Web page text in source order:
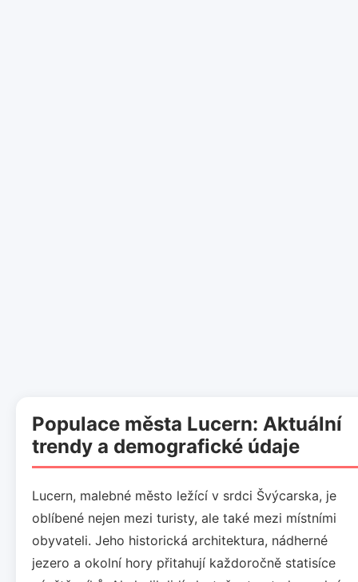
Populace města Lucern: Aktuální
trendy a demografické údaje
Lucern, malebné město ležící v srdci Švýcarska, je
oblíbené nejen mezi turisty, ale také mezi místními
obyvateli. Jeho historická architektura, nádherné
jezero a okolní hory přitahují každoročně statisíce